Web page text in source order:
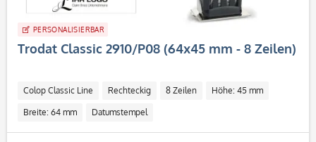
PERSONALISIERBAR
Trodat Classic 2910/P08 (64x45 mm - 8 Zeilen)
Colop Classic Line Rechteckig 8 Zeilen Höhe: 45 mm
Breite: 64 mm Datumstempel